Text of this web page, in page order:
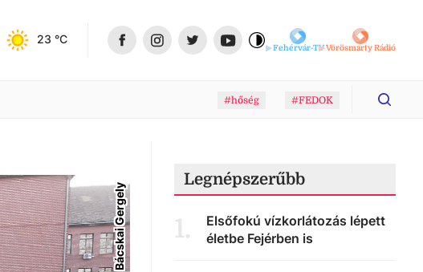
23 °C
Fehérvár-TVVörösmarty Rádió
#hőség #FEDOK
Bácskai Gergely
Legnépszerűbb
1.
Elsőfokú vízkorlátozás lépett
életbe Fejérben is